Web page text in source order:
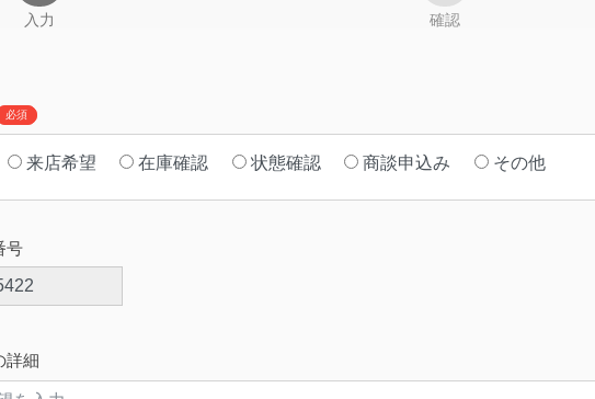
入力 確認
必須
来店希望 在庫確認 状態確認 商談申込み その他
号
詳細